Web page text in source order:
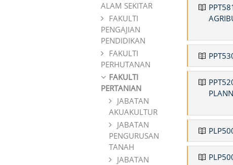
ALAM SEKITAR
FAKULTI
PENGAJIAN
PENDIDIKAN
FAKULTI
PERHUTANAN
FAKULTI
PERTANIAN
JABATAN
AKUAKULTUR
JABATAN
PENGURUSAN
TANAH
JABATAN